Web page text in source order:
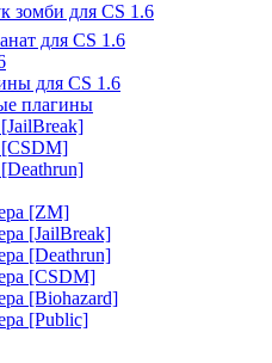
зомби для CS 1.6
для CS 1.6
для CS 1.6
плагины
[ZM]
[JailBreak]
[Deathrun]
[CSDM]
[Biohazard]
[Public]